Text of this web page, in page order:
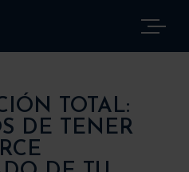
TOTAL:
DE TENER